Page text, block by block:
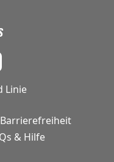
Linie
Barrierefreiheit
& Hilfe